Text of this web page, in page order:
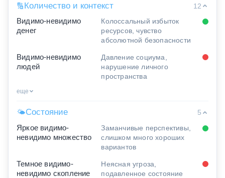
🔢Количество и контекст
12
Видимо-невидимо
денег
Колоссальный избыток
ресурсов, чувство
абсолютной безопасности
Видимо-невидимо
людей
Давление социума,
нарушение личного
пространства
еще
🌤Состояние
5
Яркое видимо-
невидимо множество
Заманчивые перспективы,
слишком много хороших
вариантов
Темное видимо-
невидимо скопление
Неясная угроза,
подавленное состояние